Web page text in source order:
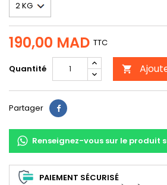
190,00 MAD TTC
Quantité 
Partager Partager
Renseignez-vous sur le produit
PAIEMENT SÉCURISÉ